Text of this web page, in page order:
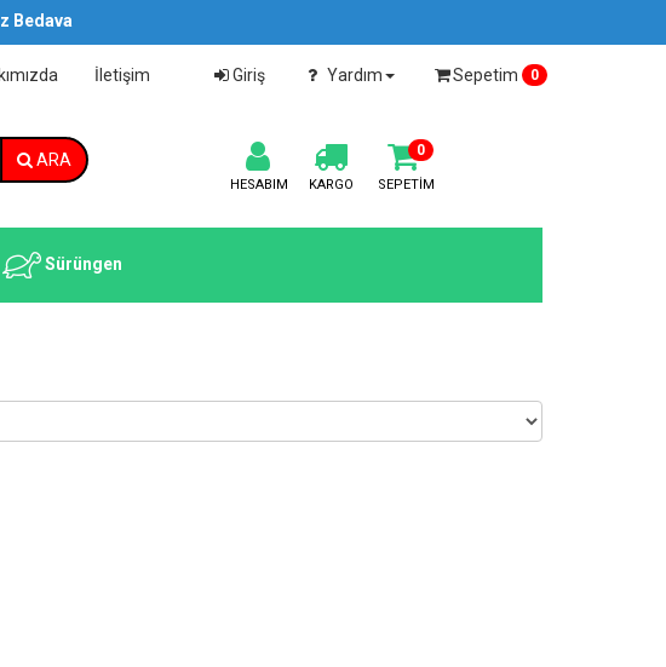
Bedava
Giriş Yardım Sepetim 0
İletişim
ARA
HESABIM KARGO SEPETIM
0
Sürüngen